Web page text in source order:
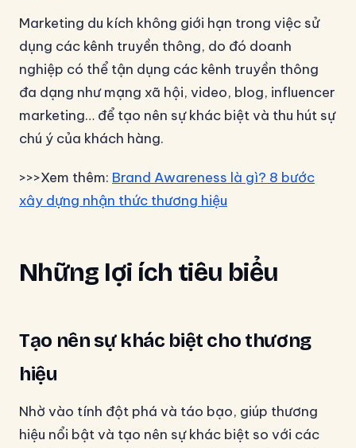
Marketing du kích không giới hạn trong việc sử
dụng các kênh truyền thông, do đó doanh
nghiệp có thể tận dụng các kênh truyền thông
đa dạng như mạng xã hội, video, blog, influencer
marketing… để tạo nên sự khác biệt và thu hút sự
chú ý của khách hàng.
>>>Xem thêm: Brand Awareness là gì? 8 bước
xây dựng nhận thức thương hiệu
Những lợi ích tiêu biểu
Tạo nên sự khác biệt cho thương
hiệu
Nhờ vào tính đột phá và táo bạo, giúp thương
hiệu nổi bật và tạo nên sự khác biệt so với các